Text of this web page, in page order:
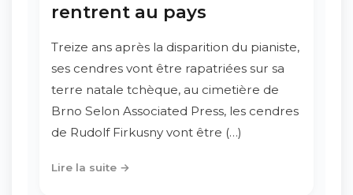
rentrent au pays
Treize ans après la disparition du pianiste,
ses cendres vont être rapatriées sur sa
terre natale tchèque, au cimetière de
Brno Selon Associated Press, les cendres
de Rudolf Firkusny vont être (…)
Lire la suite →